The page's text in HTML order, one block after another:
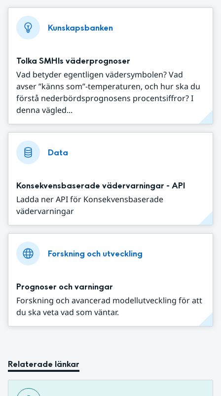
Kunskapsbanken
Tolka SMHIs väderprognoser
Vad betyder egentligen vädersymbolen? Vad
avser ”känns som”-temperaturen, och hur ska du
förstå nederbördsprognosens procentsiffror? I
denna vägled...
Data
Konsekvensbaserade vädervarningar - API
Ladda ner API för Konsekvensbaserade
vädervarningar
Forskning och utveckling
Prognoser och varningar
Forskning och avancerad modellutveckling för att
du ska veta vad som väntar.
Relaterade länkar